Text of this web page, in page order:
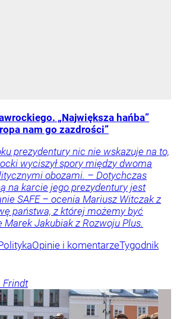
„Największa hańba”
nam go zazdrości”
prezydentury nic nie wskazuje na to,
wyciszył spory między dwoma
obozami. – Dotychczas
na karcie jego prezydentury jest
SAFE – ocenia Mariusz Witczak z
państwa, z której możemy być
Jakubiak z Rozwoju Plus.
Opinie i komentarzeTygodnik
Frindt